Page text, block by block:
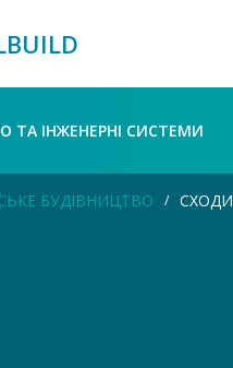
ТА ІНЖЕНЕРНІ СИСТЕМИ
БУДІВНИЦТВО СХОДИ